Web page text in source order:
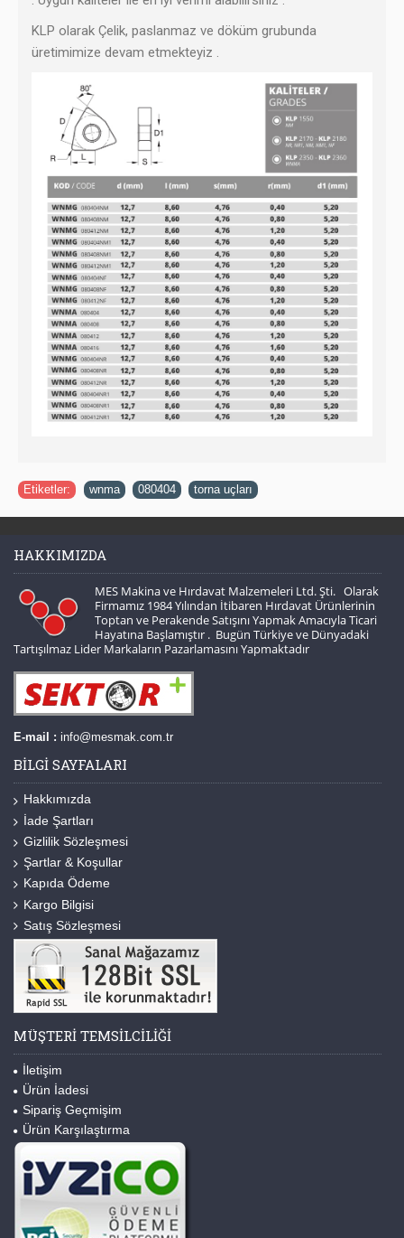
KLP olarak Çelik, paslanmaz ve döküm grubunda
üretimimize devam etmekteyiz .
Etiketler: wnma 080404 torna uçları
HAKKIMIZDA
MES Makina ve Hırdavat Malzemeleri Ltd. Şti. Olarak
Firmamız 1984 Yılından İtibaren Hırdavat Ürünlerinin
Toptan ve Perakende Satışını Yapmak Amacıyla Ticari
Hayatına Başlamıştır . Bugün Türkiye ve Dünyadaki
Tartışılmaz Lider Markaların Pazarlamasını Yapmaktadır
E-mail : info@mesmak.com.tr
BILGI SAYFALARI
Hakkımızda
İade Şartları
Gizlilik Sözleşmesi
Şartlar & Koşullar
Kapıda Ödeme
Kargo Bilgisi
Satış Sözleşmesi
MÜŞTERI TEMSILCILIĞI
İletişim
Ürün İadesi
Sipariş Geçmişim
Ürün Karşılaştırma